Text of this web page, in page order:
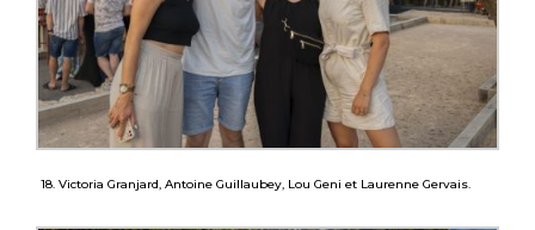
18. Victoria Granjard, Antoine Guillaubey, Lou Geni et Laurenne Gervais.